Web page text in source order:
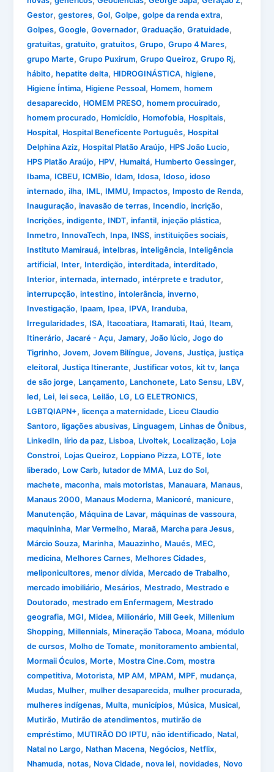
Gestor,gestores,Gol,Golpe,golpe da renda extra,
Golpes,Google,Governador,Graduação,Gratuidade,
gratuitas,gratuito,gratuitos,Grupo,Grupo 4 Mares,
grupo Marte,Grupo Puxirum,Grupo Queiroz,Grupo Rj,
hábito,hepatite delta, HIDROGINÁSTICA,higiene,
Higiene Íntima, Higiene Pessoal, Homem,homem
desaparecido, HOMEM PRESO,homem procuirado,
homem procurado, Homicídio, Homofobia, Hospitais,
Hospital, Hospital Beneficente Português, Hospital
Delphina Aziz, Hospital Platão Araújo, HPS João Lucio,
HPS Platão Araújo, HPV, Humaitá, Humberto Gessinger,
Ibama, ICBEU, ICMBio, Idam, Idosa, Idoso,idoso
internado,ilha, IML, IMMU, Impactos, Imposto de Renda,
Inauguração,inavasão de terras, Incendio,incrição,
Incrições,indigente, INDT,infantil,injeção plástica,
Inmetro, InnovaTech, Inpa, INSS,instituições sociais,
Instituto Mamirauá,intelbras,inteligência, Inteligência
artificial, Inter, Interdição,interditada,interditado,
Interior,internada,internado,intérprete e tradutor,
interrupcção,intestino,intolerância,inverno,
Investigação, Ipaam, Ipea, IPVA, Iranduba,
Irregularidades, ISA, Itacoatiara, Itamarati, Itaú, Iteam,
Itinerário,Jacaré - Açu,Jamary,João lúcio,Jogo do
Tigrinho,Jovem,Jovem Bilíngue,Jovens,Justiça,justiça
eleitoral,Justiça Itinerante,Justificar votos,kit tv,lança
de são jorge, Lançamento, Lanchonete, Lato Sensu, LBV,
led, Lei,lei seca, Leilão, LG, LG ELETRONICS,
LGBTQIAPN+,licença a maternidade, Liceu Claudio
Santoro,ligações abusivas, Linguagem, Linhas de Ônibus,
LinkedIn,lírio da paz, Lisboa, Livoltek, Localização, Loja
Constroi, Lojas Queiroz, Loppiano Pizza, LOTE,lote
liberado, Low Carb,lutador de MMA, Luz do Sol,
machete,maconha,mais motoristas, Manauara, Manaus,
Manaus 2000, Manaus Moderna, Manicoré,manicure,
Manutenção, Máquina de Lavar,máquinas de vassoura,
maquininha, Mar Vermelho, Maraã, Marcha para Jesus,
Márcio Souza, Marinha, Mauazinho, Maués, MEC,
medicina, Melhores Carnes, Melhores Cidades,
meliponicultores,menor dívida, Mercado de Trabalho,
mercado imobiliário, Mesários, Mestrado, Mestrado e
Doutorado,mestrado em Enfermagem, Mestrado
geografia, MGI, Midea, Milionário, Mill Geek, Millenium
Shopping, Millennials, Mineração Taboca, Moana,módulo
de cursos, Molho de Tomate,monitoramento ambiental,
Mormaii Óculos, Morte, Mostra Cine.Com,mostra
competitiva, Motorista, MP AM, MPAM, MPF,mudança,
Mudas, Mulher,mulher desaparecida,mulher procurada,
mulheres indígenas, Multa,municípios, Música, Musical,
Mutirão, Mutirão de atendimentos,mutirão de
empréstimo, MUTIRÃO DO IPTU,não identificado, Natal,
Natal no Largo, Nathan Macena, Negócios, Netflix,
Nhamuda,notas, Nova Cidade,nova lei,novidades, Novo